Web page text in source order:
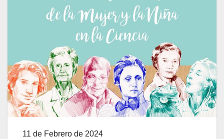
11 de Febrero de 2024